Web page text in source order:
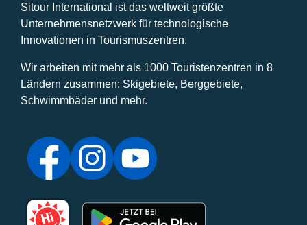
Sitour International ist das weltweit größte
Unternehmensnetzwerk für technologische
Innovationen in Tourismuszentren.
Wir arbeiten mit mehr als 1000 Touristenzentren in 8
Ländern zusammen: Skigebiete, Berggebiete,
Schwimmbäder und mehr.